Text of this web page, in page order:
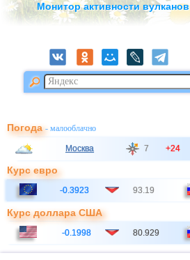
Монитор активности вулканов
Погода- малооблачно
Москва 7 +24
Курс евро
-0.3923 93.19
Курс доллара США
-0.1998 80.929